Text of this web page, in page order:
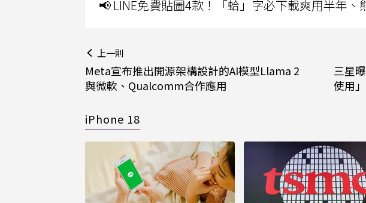
📢 LINE免費貼圖4款！「蛤」字必下載爽用半年、
上一則
Meta宣布推出開源架構設計的AI模型Llama 2
與微軟、Qualcomm合作應用
三星
使用
iPhone 18